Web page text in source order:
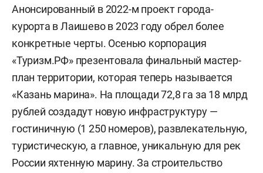
Анонсированный в 2022-м проект города-
курорта в Лаишево в 2023 году обрел более
конкретные черты. Осенью корпорация
«Туризм.РФ» презентовала финальный мастер-
план территории, которая теперь называется
«Казань марина». На площади 72,8 га за 18 млрд
рублей создадут новую инфраструктуру —
гостиничную (1 250 номеров), развлекательную,
туристическую, а главное, уникальную для рек
России яхтенную марину. За строительство